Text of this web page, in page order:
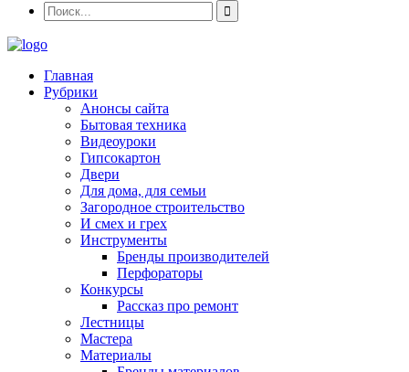
Главная
Рубрики
Анонсы сайта
Бытовая техника
Видеоуроки
Гипсокартон
Двери
Для дома, для семьи
Загородное строительство
И смех и грех
Инструменты
Бренды производителей
Перфораторы
Конкурсы
Рассказ про ремонт
Лестницы
Мастера
Материалы